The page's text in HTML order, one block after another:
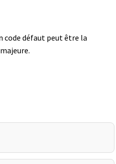
code défaut peut être la